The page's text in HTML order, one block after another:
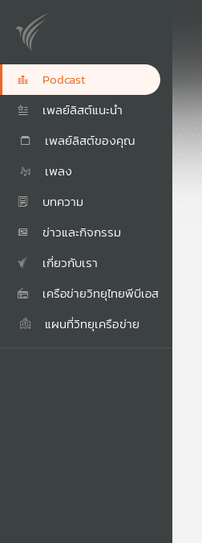
Podcast
เพลย์ลิสต์แนะนำ
เพลย์ลิสต์ของคุณ
เพลง
บทความ
ข่าวและกิจกรรม
เกี่ยวกับเรา
เครือข่ายวิทยุไทยพีบีเอส
แผนที่วิทยุเครือข่าย